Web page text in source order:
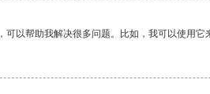
可以帮助我解决很多问题。比如，我可以使用它